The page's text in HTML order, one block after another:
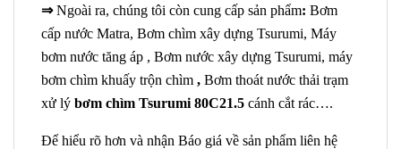
⇒Ngoài ra, chúng tôi còn cung cấp sản phẩm: Bơm
cấp nước Matra, Bơm chìm xây dựng Tsurumi, Máy
bơm nước tăng áp , Bơm nước xây dựng Tsurumi, máy
bơm chìm khuấy trộn chìm , Bơm thoát nước thải trạm
xử lý bơm chìm Tsurumi 80C21.5 cánh cắt rác….
Để hiểu rõ hơn và nhận Báo giá về sản phẩm liên hệ